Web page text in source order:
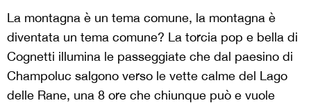
La montagna è un tema comune, la montagna è
diventata un tema comune? La torcia pop e bella di
Cognetti illumina le passeggiate che dal paesino di
Champoluc salgono verso le vette calme del Lago
delle Rane, una 8 ore che chiunque può e vuole